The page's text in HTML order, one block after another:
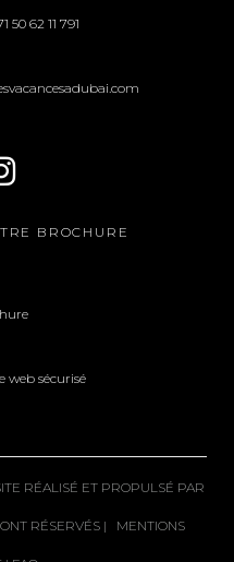
50 62 11 791
BROCHURE
web sécurisé
RÉALISÉ ET PROPULSÉ PAR
RÉSERVÉS | MENTIONS